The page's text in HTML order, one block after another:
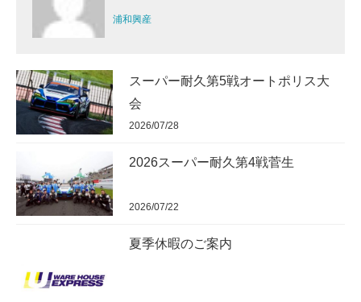
浦和興産
スーパー耐久第5戦オートポリス大
会
2026/07/28
2026スーパー耐久第4戦菅生
2026/07/22
夏季休暇のご案内